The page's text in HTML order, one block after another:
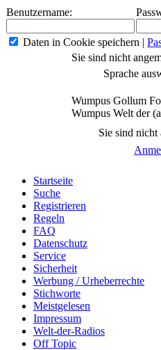
Benutzername:
Daten in Cookie speichern |
Sie sind nicht
Sprache
Wumpus Gollum
Wumpus Welt der
Sie sind nicht
Startseite
Suche
Registrieren
Regeln
FAQ
Datenschutz
Service
Sicherheit
Werbung / Urheberrechte
Stichworte
Meistgelesen
Impressum
Welt-der-Radios
Off Topic